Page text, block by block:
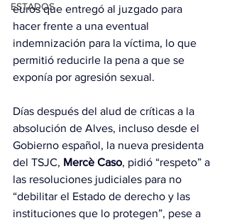
ESTADOS
euros que entregó al juzgado para
hacer frente a una eventual
indemnización para la víctima, lo que
permitió reducirle la pena a que se
exponía por agresión sexual.
Días después del alud de críticas a la
absolución de Alves, incluso desde el
Gobierno español, la nueva presidenta
del TSJC, Mercè Caso, pidió “respeto” a
las resoluciones judiciales para no
“debilitar el Estado de derecho y las
instituciones que lo protegen”, pese a